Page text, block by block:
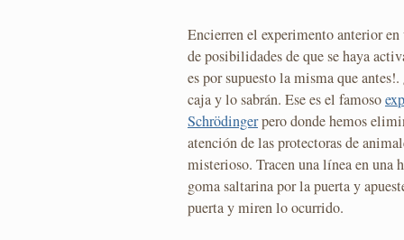
Encierren el experimento anterior
de posibilidades de que se haya
es por supuesto la misma que
caja y lo sabrán. Ese es el famoso
Schrödingerpero donde hemos
atención de las protectoras de
misterioso. Tracen una línea en una
goma saltarina por la puerta y
puerta y miren lo ocurrido.